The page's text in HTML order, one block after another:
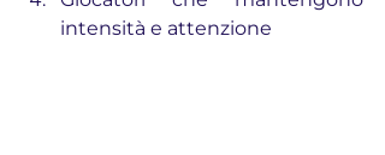
intensità e attenzione